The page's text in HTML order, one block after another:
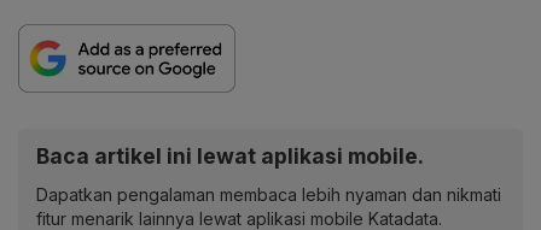
Baca artikel ini lewat aplikasi mobile.
Dapatkan pengalaman membaca lebih nyaman dan nikmati
fitur menarik lainnya lewat aplikasi mobile Katadata.